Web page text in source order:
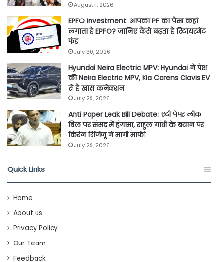
August 1, 2026
EPFO Investment: आपका PF का पैसा कहां
लगाता है EPFO? जानिए कैसे बढ़ता है रिटायरमेंट
फंड
July 30, 2026
Hyundai Neira Electric MPV: Hyundai ने पेश
की Neira Electric MPV, Kia Carens Clavis EV
से है खास कनेक्शन
July 29, 2026
Anti Paper Leak Bill Debate: एंटी पेपर लीक
बिल पर संसद में हंगामा, राहुल गांधी के बयान पर
किरेन रिजिजू ने मांगी माफी
July 29, 2026
Quick Links
Home
About us
Privacy Policy
Our Team
Feedback